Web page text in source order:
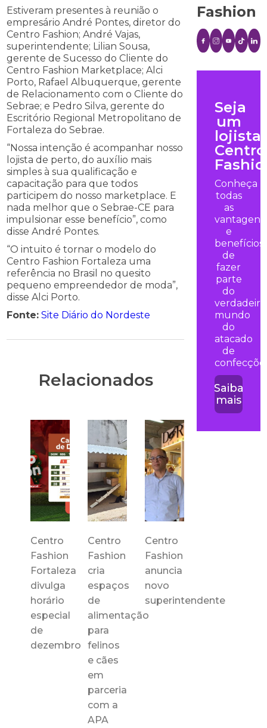
Estiveram presentes à reunião o
empresário André Pontes, diretor do
Centro Fashion; André Vajas,
superintendente; Lilian Sousa,
gerente de Sucesso do Cliente do
Centro Fashion Marketplace; Alci
Porto, Rafael Albuquerque, gerente
de Relacionamento com o Cliente do
Sebrae; e Pedro Silva, gerente do
Escritório Regional Metropolitano de
Fortaleza do Sebrae.
“Nossa intenção é acompanhar nosso
lojista de perto, do auxílio mais
simples à sua qualificação e
capacitação para que todos
participem do nosso marketplace. E
nada melhor que o Sebrae-CE para
impulsionar esse benefício”, como
disse André Pontes.
“O intuito é tornar o modelo do
Centro Fashion Fortaleza uma
referência no Brasil no quesito
pequeno empreendedor de moda”,
disse Alci Porto.
Fonte: Site Diário do Nordeste
Relacionados
Centro
Fashion
Fortaleza
divulga
horário
especial
de
dezembro
Centro
Fashion
cria
espaços
de
alimentação
para
felinos
e cães
em
parceria
com a
APA
Centro
Fashion
anuncia
novo
superintendente
Fashion
Seja
um
lojista
Centro
Conheça
todas
as
vantagens
e
benefícios
de
fazer
parte
do
verdadeiro
mundo
do
atacado
de
Saiba
mais